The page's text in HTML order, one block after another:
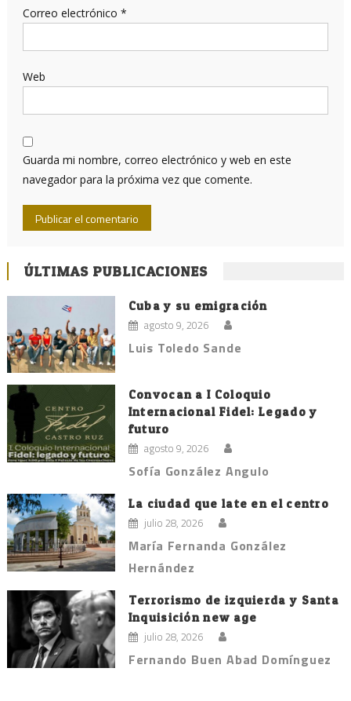
Correo electrónico *
Web
Guarda mi nombre, correo electrónico y web en este
navegador para la próxima vez que comente.
ÚLTIMAS PUBLICACIONES
Cuba y su emigración
agosto 9, 2026
Luis Toledo Sande
Convocan a I Coloquio
Internacional Fidel: Legado y
futuro
agosto 9, 2026
Sofía González Angulo
La ciudad que late en el centro
julio 28, 2026
María Fernanda González
Hernández
Terrorismo de izquierda y Santa
Inquisición new age
julio 28, 2026
Fernando Buen Abad Domínguez